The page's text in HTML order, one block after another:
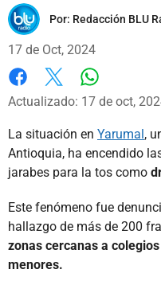
Por: Redacción BLU
17 de Oct, 2024
Facebook
X
Actualizado: 17 de oct,
La situación en Yarumal,
Antioquia, ha encendido
jarabes para la tos como
Este fenómeno fue
hallazgo de más de 200
zonas cercanas a
menores.